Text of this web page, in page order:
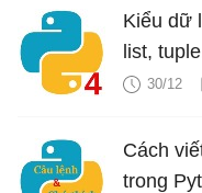
Kiểu dữ
list,
30/12
Cách
trong